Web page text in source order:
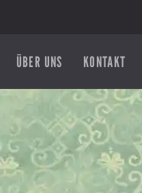
ÜBER UNS KONTAKT